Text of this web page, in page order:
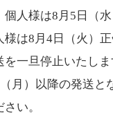
個人様は8月5日（
様は8月4日（火）
を一旦停止いたし
月）以降の発送と
い。